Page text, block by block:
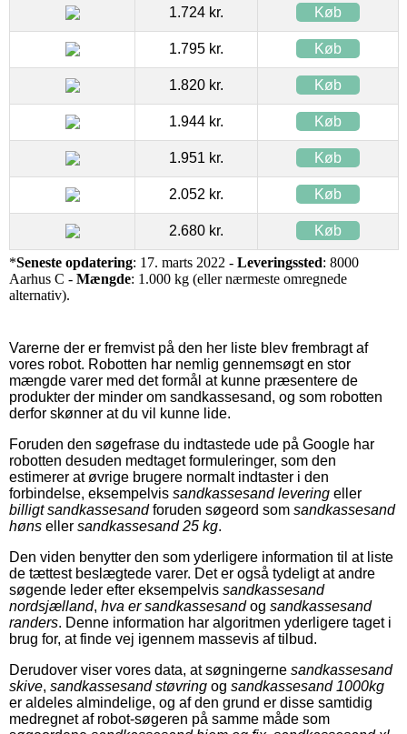
1.724 kr. Køb
1.795 kr. Køb
1.820 kr. Køb
1.944 kr. Køb
1.951 kr. Køb
2.052 kr. Køb
2.680 kr. Køb
*Seneste opdatering: 17. marts 2022 - Leveringssted: 8000
Aarhus C - Mængde: 1.000 kg (eller nærmeste omregnede
alternativ).
Varerne der er fremvist på den her liste blev frembragt af
vores robot. Robotten har nemlig gennemsøgt en stor
mængde varer med det formål at kunne præsentere de
produkter der minder om sandkassesand, og som robotten
derfor skønner at du vil kunne lide.
Foruden den søgefrase du indtastede ude på Google har
robotten desuden medtaget formuleringer, som den
estimerer at øvrige brugere normalt indtaster i den
forbindelse, eksempelvis sandkassesand levering eller
billigt sandkassesandforuden søgeord som sandkassesand
høns eller sandkassesand 25 kg.
Den viden benytter den som yderligere information til at liste
de tættest beslægtede varer. Det er også tydeligt at andre
søgende leder efter eksempelvis sandkassesand
nordsjælland, hva er sandkassesandog sandkassesand
randers. Denne information har algoritmen yderligere taget i
brug for, at finde vej igennem massevis af tilbud.
Derudover viser vores data, at søgningerne sandkassesand
skive, sandkassesand støvring og sandkassesand 1000kg
er aldeles almindelige, og af den grund er disse samtidig
medregnet af robot-søgeren på samme måde som